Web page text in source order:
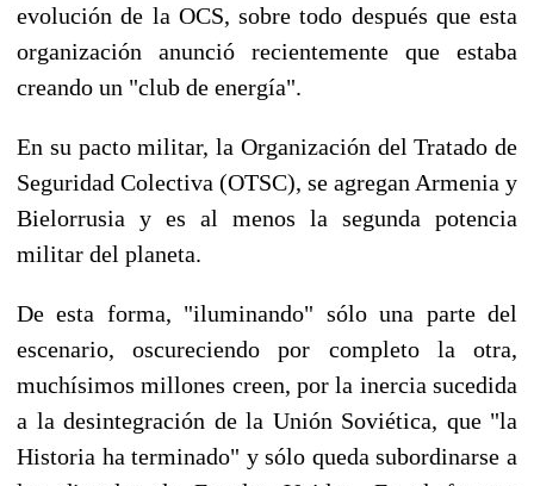
evolución de la OCS, sobre todo después que esta
organización anunció recientemente que estaba
creando un "club de energía".
En su pacto militar, la Organización del Tratado de
Seguridad Colectiva (OTSC), se agregan Armenia y
Bielorrusia y es al menos la segunda potencia
militar del planeta.
De esta forma, "iluminando" sólo una parte del
escenario, oscureciendo por completo la otra,
muchísimos millones creen, por la inercia sucedida
a la desintegración de la Unión Soviética, que "la
Historia ha terminado" y sólo queda subordinarse a